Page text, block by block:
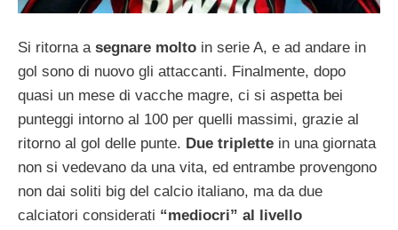
Si ritorna a segnare molto in serie A, e ad andare in
gol sono di nuovo gli attaccanti. Finalmente, dopo
quasi un mese di vacche magre, ci si aspetta bei
punteggi intorno al 100 per quelli massimi, grazie al
ritorno al gol delle punte. Due triplette in una giornata
non si vedevano da una vita, ed entrambe provengono
non dai soliti big del calcio italiano, ma da due
calciatori considerati “mediocri” al livello